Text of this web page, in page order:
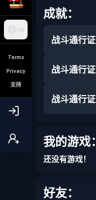
CN
Terms
Privacy
支持
成就：
战斗通行证
战斗通行证
战斗通行证
我的游戏：
还没有游戏！
好友：